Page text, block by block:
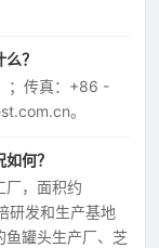
？
；传真：+86 -
。
何？
厂，面积约
研发和生产基地
罐头生产厂、芝